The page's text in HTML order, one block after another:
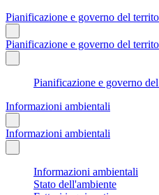
Pianificazione e governo del
Pianificazione e governo del
Pianificazione e governo
Informazioni ambientali
Informazioni ambientali
Informazioni ambientali
Stato dell'ambiente